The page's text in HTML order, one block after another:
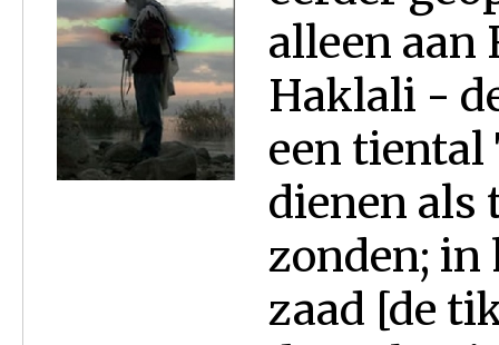
alleen aan
Haklali -
een
dienen als
zonden; in
zaad [de